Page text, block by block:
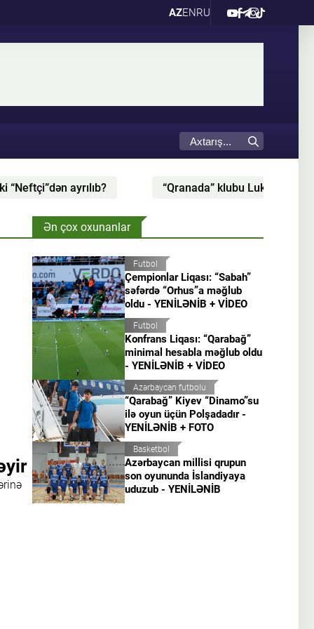
AZENRU
“Qranada” klubu Luka Zidanla müqavilənin ləğv
Ən çox oxunanlar
Futbol
Çempionlar Liqası: “Sabah”
səfərdə “Orhus”a məğlub
oldu - YENİLƏNİB + VİDEO
Futbol
Konfrans Liqası: “Qarabağ”
minimal hesabla məğlub oldu
- YENİLƏNİB + VİDEO
Azərbaycan futbolu
“Qarabağ” Kiyev “Dinamo”su
ilə oyun üçün Polşadadır -
YENİLƏNİB + FOTO
Basketbol
Azərbaycan millisi qrupun
son oyununda İslandiyaya
uduzub - YENİLƏNİB